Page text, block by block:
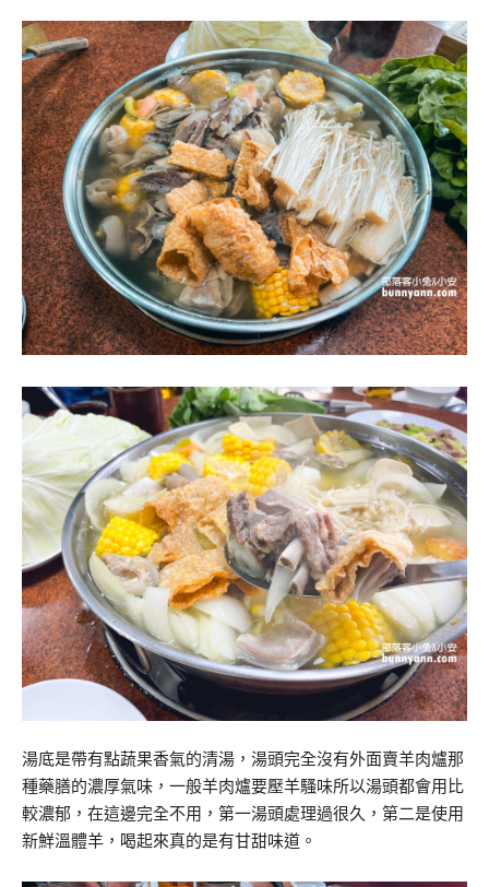
湯底是帶有點蔬果香氣的清湯，湯頭完全沒有外面賣羊肉爐那
種藥膳的濃厚氣味，一般羊肉爐要壓羊騷味所以湯頭都會用比
較濃郁，在這邊完全不用，第一湯頭處理過很久，第二是使用
新鮮溫體羊，喝起來真的是有甘甜味道。